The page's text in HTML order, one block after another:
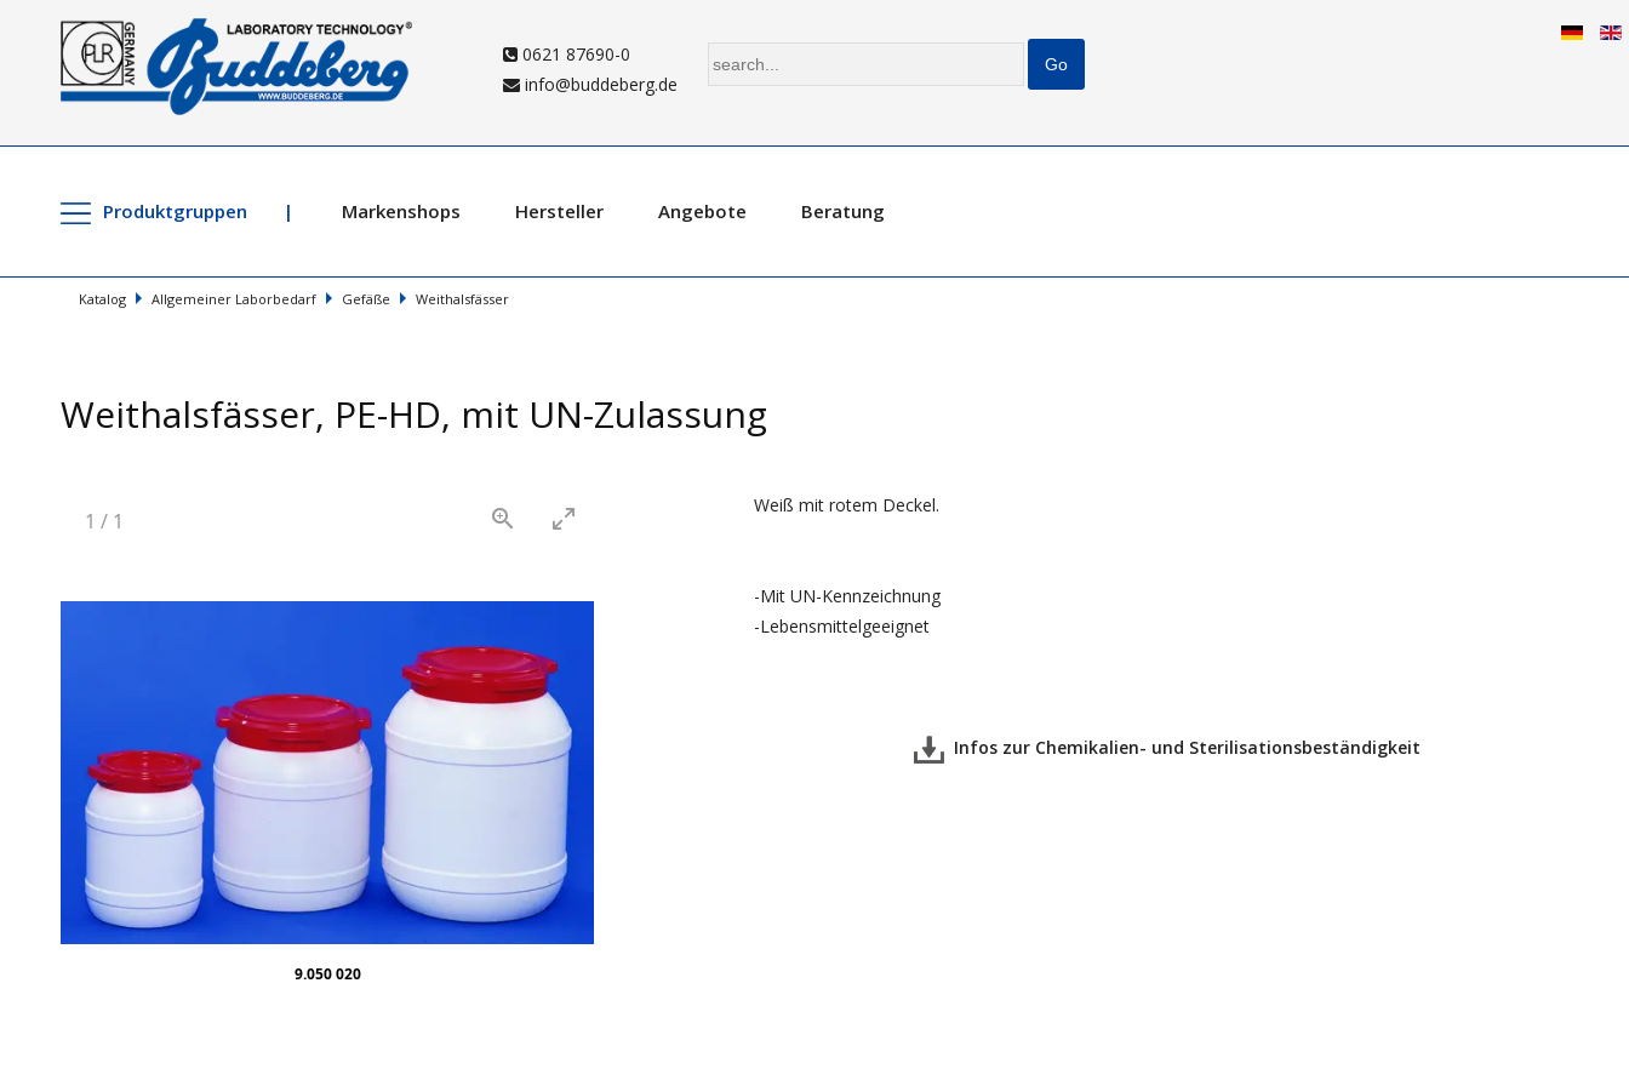
0621 87690-0
info@buddeberg.de
Produktgruppen Markenshops Hersteller Angebote Beratung
Katalog Allgemeiner Laborbedarf Gefäße Weithalsfässer
Weithalsfässer, PE-HD, mit UN-Zulassung
Weiß mit rotem Deckel.
-Mit UN-Kennzeichnung
-Lebensmittelgeeignet
Infos zur Chemikalien- und Sterilisationsbeständigkeit
9.050 020
1 / 1